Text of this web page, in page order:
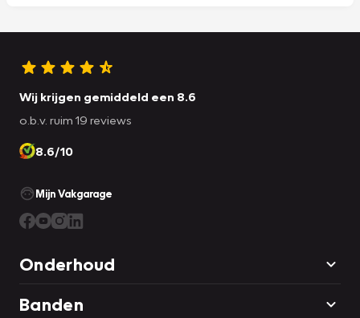
Wij krijgen gemiddeld een 8.6
o.b.v. ruim 19 reviews
8.6/10
Mijn Vakgarage
Onderhoud
Banden